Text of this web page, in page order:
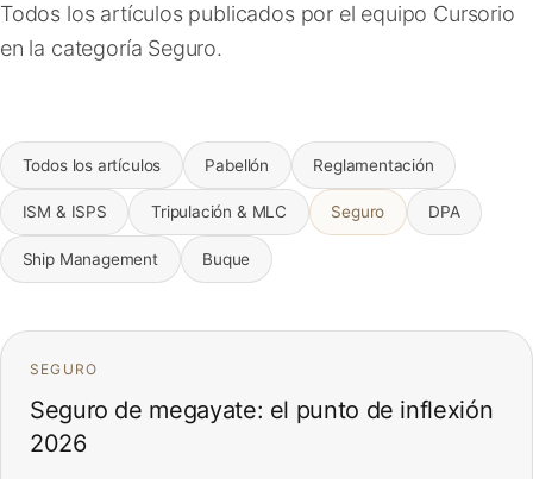
Insights
FAQ
Contacto
Todos los artículos publicados por el equipo Cursorio
en la categoría Seguro.
Todos los artículos Pabellón Reglamentación
ISM & ISPS Tripulación & MLC Seguro DPA
Ship Management Buque
SEGURO
Seguro de megayate: el punto de inflexión
2026